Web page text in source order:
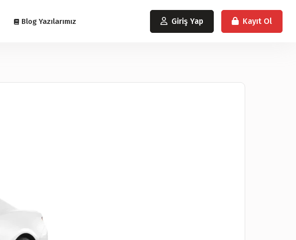
Blog Yazılarımız Giriş Yap Kayıt Ol